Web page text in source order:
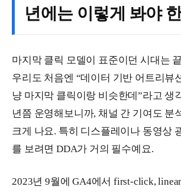
년에는 이렇게 봐야
마지막 클릭 모델이 표준이던 시대는
우리도 처음엔 “데이터 기반 어트리뷰
냥 마지막 클릭이랑 비슷한데”라고 생
년쯤 운영해보니까, 채널 간 기여도 분
크게 나요. 특히 디스플레이나 동영상
를 보려면 DDA가 거의 필수예요.
2023년 9월에 GA4에서 first-click,